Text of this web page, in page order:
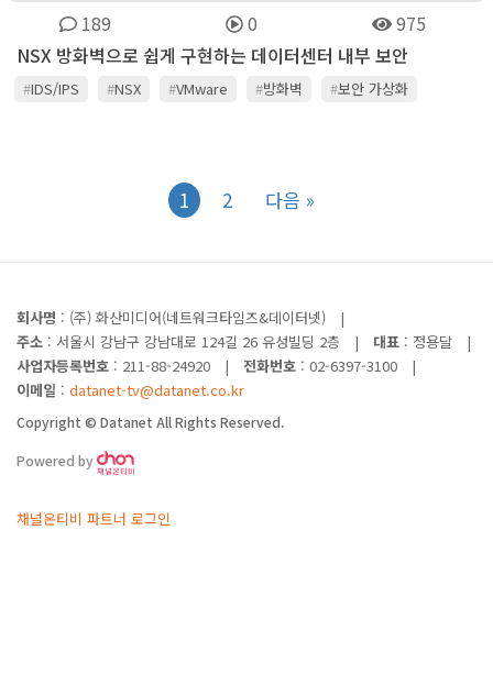
189 0
975
NSX 방화벽으로 쉽게 구현하는 데이터센터 내부 보안
#IDS/IPS #NSX #VMware #방화벽 #보안 가상화
1 2 다음 »
회사명 : (주) 화산미디어(네트워크타임즈&데이터넷)
|
주소 : 서울시 강남구 강남대로 124길 26 유성빌딩 2층 | 대표 : 정용달
|
사업자등록번호 : 211-88-24920 | 전화번호 : 02-6397-3100
|
이메일 : datanet-tv@datanet.co.kr
Copyright © Datanet All Rights Reserved.
Powered by
채널온티비 파트너 로그인